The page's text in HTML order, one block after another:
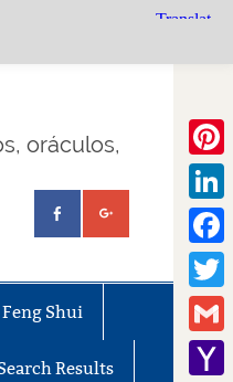
oráculos,
Feng Shui
Results
Gmail